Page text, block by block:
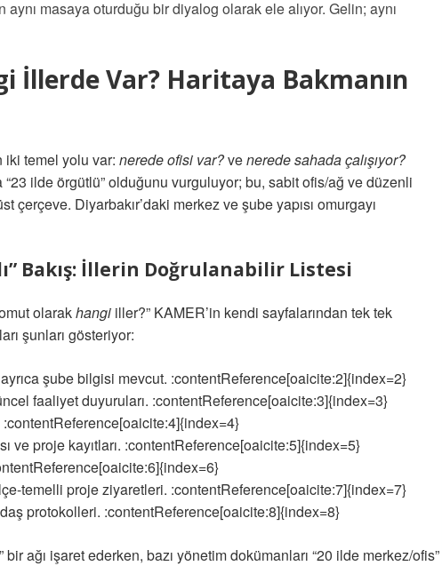
aynı masaya oturduğu bir diyalog olarak ele alıyor. Gelin; aynı
İllerde Var? Haritaya Bakmanın
iki temel yolu var: nerede ofisi var?venerede sahada çalışıyor?
“23 ilde örgütlü” olduğunu vurguluyor; bu, sabit ofis/ağ ve düzenli
çerçeve. Diyarbakır’daki merkez ve şube yapısı omurgayı
Bakış: İllerin Doğrulanabilir Listesi
olarakhangi iller?” KAMER’in kendi sayfalarından tek tek
şunları gösteriyor:
şube bilgisi mevcut. :contentReference[oaicite:2]{index=2}
faaliyet duyuruları. :contentReference[oaicite:3]{index=3}
ve proje kayıtları. :contentReference[oaicite:5]{index=5}
temelli proje ziyaretleri. :contentReference[oaicite:7]{index=7}
protokolleri. :contentReference[oaicite:8]{index=8}
ağı işaret ederken, bazı yönetim dokümanları “20 ilde merkez/ofis”